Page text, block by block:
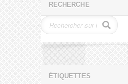
RECHERCHE
ÉTIQUETTES